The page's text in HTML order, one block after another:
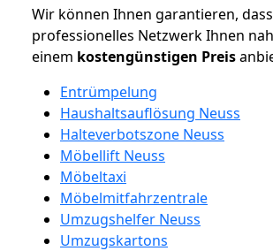
Wir können Ihnen garantieren,
professionelles Netzwerk Ihnen
einem kostengünstigen Preis
Entrümpelung
Haushaltsauflösung Neuss
Halteverbotszone Neuss
Möbellift Neuss
Möbeltaxi
Möbelmitfahrzentrale
Umzugshelfer Neuss
Umzugskartons